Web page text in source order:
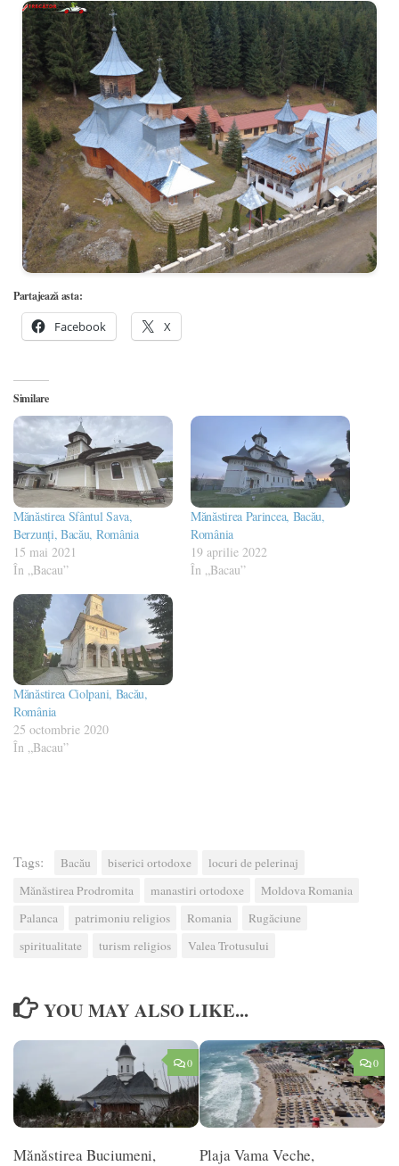
Partajează asta:
Facebook X
Similare
Mănăstirea Sfântul Sava,
Berzunți, Bacău, România
15 mai 2021
În „Bacau”
Mănăstirea Parincea, Bacău,
România
19 aprilie 2022
În „Bacau”
Mănăstirea Ciolpani, Bacău,
România
25 octombrie 2020
În „Bacau”
Tags: Bacău biserici ortodoxe
locuri de pelerinaj
Mănăstirea Prodromita
manastiri ortodoxe
Moldova Romania
Palanca
patrimoniu religios Romania
Rugăciune
spiritualitate
turism religios Valea Trotusului
YOU MAY ALSO LIKE...
0
Mănăstirea Buciumeni,
0
Plaja Vama Veche,